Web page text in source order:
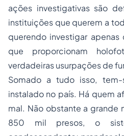
ações investigativas são
instituições que querem a
querendo investigar
que proporcionam
verdadeiras usurpações de
Somado a tudo isso,
instalado no país. Há quem
mal. Não obstante a grande
850 mil presos, o